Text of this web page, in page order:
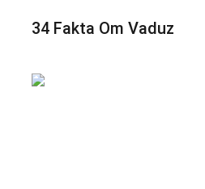
34 Fakta Om Vaduz